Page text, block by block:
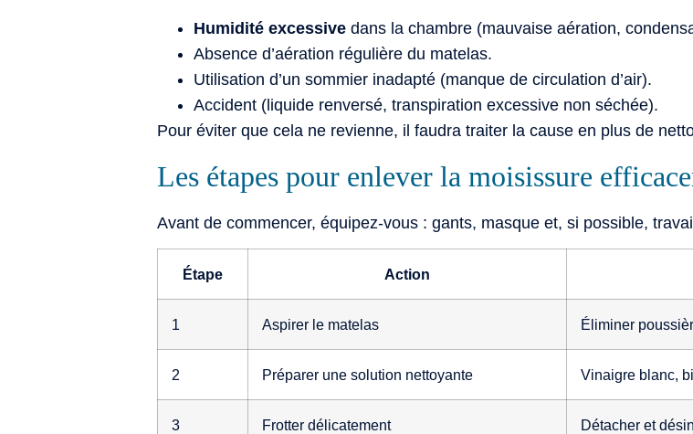
Humidité excessive dans la chambre (mauvaise aération,
Absence d’aération régulière du matelas.
Utilisation d’un sommier inadapté (manque de circulation d’air).
Accident (liquide renversé, transpiration excessive non séchée).
Pour éviter que cela ne revienne, il faudra traiter la cause en plus de
Les étapes pour enlever la moisissure
Avant de commencer, équipez-vous : gants, masque et, si possible,
Étape Action
1 Aspirer le matelas Éliminer
2 Préparer une solution nettoyante Vinaigre blanc,
3 Frotter délicatement Détacher et